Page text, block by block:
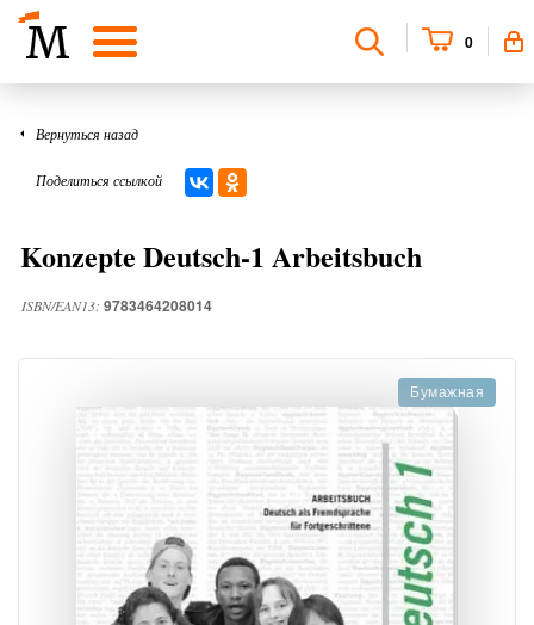
0
Вернуться назад
Поделиться ссылкой
Konzepte Deutsch-1 Arbeitsbuch
ISBN/EAN13: 9783464208014
Бумажная